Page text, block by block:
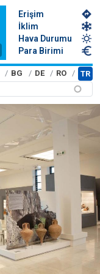
Erişim
İklim
Hava Durumu
Para Birimi
BG DE RO TR